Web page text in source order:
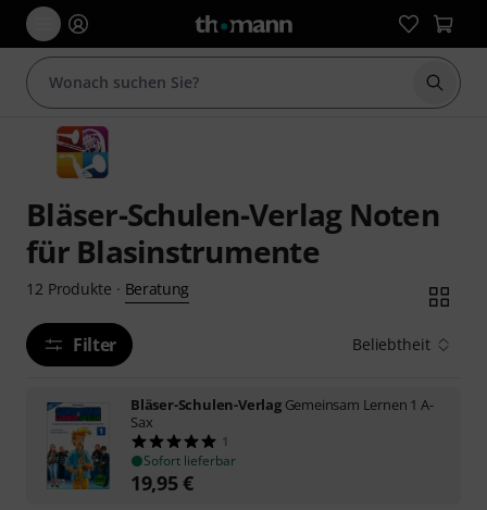
Suche
Bläser-Schulen-Verlag Noten
für Blasinstrumente
12 Produkte · Beratung
Filter Beliebtheit
Bläser-Schulen-Verlag Gemeinsam Lernen 1 A-
Sax
1
Sofort lieferbar
19,95€